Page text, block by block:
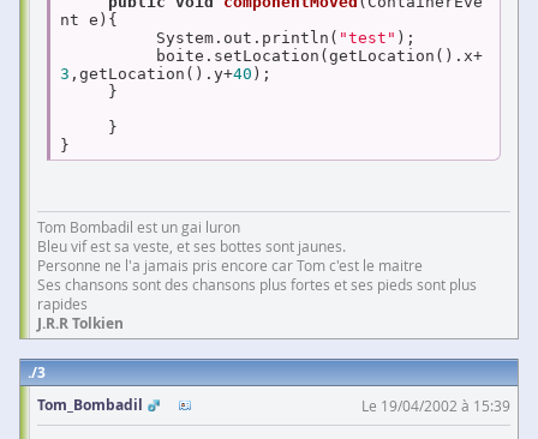
nt e) {
System.out.println( "test" );
boite.setLocation(getLocation().x+
3 ,getLocation().y+40 );
}
}
}
Tom Bombadil est un gai luron
Bleu vif est sa veste, et ses bottes sont jaunes.
Personne ne l'a jamais pris encore car Tom c'est le maitre
Ses chansons sont des chansons plus fortes et ses pieds sont plus
rapides
J.R.R Tolkien
3
Tom_Bombadil
Le 19/04/2002 à 15:39